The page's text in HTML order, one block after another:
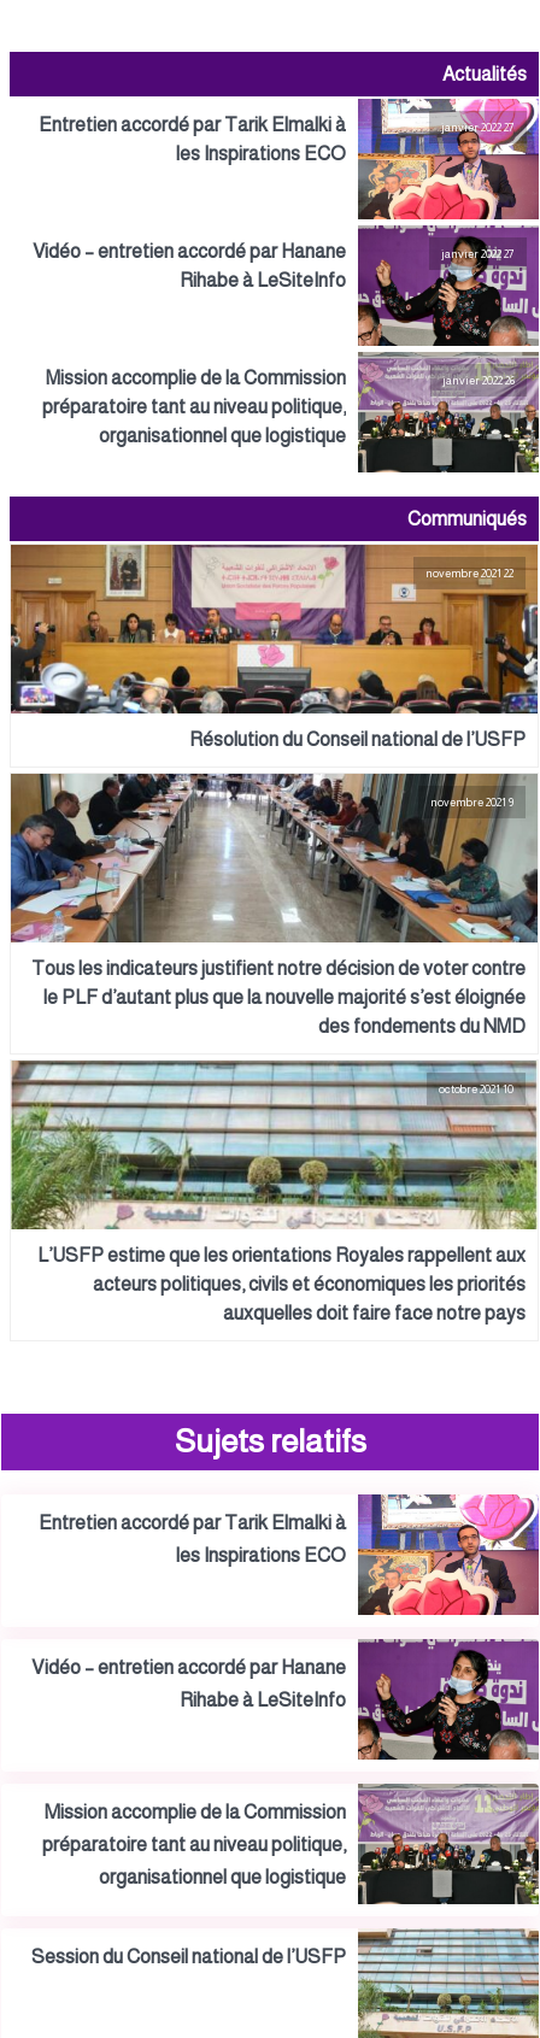
Actualités
27 janvier 2022
Entretien accordé par Tarik Elmalki à
les Inspirations ECO
27 janvier 2022
Vidéo – entretien accordé par Hanane
Rihabe à LeSiteInfo
26 janvier 2022
Mission accomplie de la Commission
préparatoire tant au niveau politique,
organisationnel que logistique
Communiqués
22 novembre 2021
Résolution du Conseil national de l’USFP
Tous les indicateurs justifient notre décision de voter contre
le PLF d’autant plus que la nouvelle majorité s’est éloignée
des fondements du NMD
10 octobre 2021
L’USFP estime que les orientations Royales rappellent aux
acteurs politiques, civils et économiques les priorités
auxquelles doit faire face notre pays
Sujets relatifs
Entretien accordé par Tarik Elmalki à
les Inspirations ECO
Vidéo – entretien accordé par Hanane
Rihabe à LeSiteInfo
Mission accomplie de la Commission
préparatoire tant au niveau politique,
organisationnel que logistique
Session du Conseil national de l’USFP